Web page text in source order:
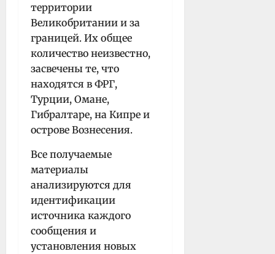
территории
Великобритании и за
границей. Их общее
количество неизвестно,
засвечены те, что
находятся в ФРГ,
Турции, Омане,
Гибралтаре, на Кипре и
острове Вознесения.
Все получаемые
материалы
анализируются для
идентификации
источника каждого
сообщения и
установления новых